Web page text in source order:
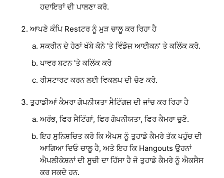
ਹਦਾਇਤਾਂ ਦੀ ਪਾਲਣਾ ਕਰੋ.
ਆਪਣੇ ਕੰਪਿ Restਟਰ ਨੂੰ ਮੁੜ ਚਾਲੂ ਕਰ ਰਿਹਾ ਹੈ
ਸਕਰੀਨ ਦੇ ਹੇਠਾਂ ਖੱਬੇ ਕੋਨੇ 'ਤੇ ਵਿੰਡੋਜ਼ ਆਈਕਨ' ਤੇ ਕਲਿੱਕ ਕਰੋ.
ਪਾਵਰ ਬਟਨ 'ਤੇ ਕਲਿੱਕ ਕਰੋ
ਰੀਸਟਾਰਟ ਕਰਨ ਲਈ ਵਿਕਲਪ ਦੀ ਚੋਣ ਕਰੋ.
ਤੁਹਾਡੀਆਂ ਕੈਮਰਾ ਗੋਪਨੀਯਤਾ ਸੈਟਿੰਗਜ਼ ਦੀ ਜਾਂਚ ਕਰ ਰਿਹਾ ਹੈ
ਅਰੰਭ, ਫਿਰ ਸੈਟਿੰਗਾਂ, ਫਿਰ ਗੋਪਨੀਯਤਾ, ਫਿਰ ਕੈਮਰਾ ਚੁਣੋ.
ਇਹ ਸੁਨਿਸ਼ਚਿਤ ਕਰੋ ਕਿ ਐਪਸ ਨੂੰ ਤੁਹਾਡੇ ਕੈਮਰੇ ਤੱਕ ਪਹੁੰਚ ਦੀ
ਆਗਿਆ ਦਿਓ ਚਾਲੂ ਹੈ, ਅਤੇ ਇਹ ਕਿ Hangouts ਉਹਨਾਂ
ਐਪਲੀਕੇਸ਼ਨਾਂ ਦੀ ਸੂਚੀ ਦਾ ਹਿੱਸਾ ਹੈ ਜੋ ਤੁਹਾਡੇ ਕੈਮਰੇ ਨੂੰ ਐਕਸੈਸ
ਕਰ ਸਕਦੇ ਹਨ.